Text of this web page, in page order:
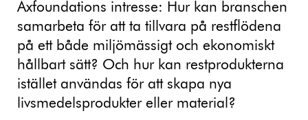
Axfoundations intresse: Hur kan branschen
samarbeta för att ta tillvara på restflödena
på ett både miljömässigt och ekonomiskt
hållbart sätt? Och hur kan restprodukterna
istället användas för att skapa nya
livsmedelsprodukter eller material?